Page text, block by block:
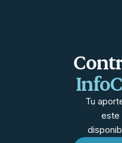
Tu
este